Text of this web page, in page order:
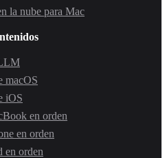
la nube para Mac
macOS
iOS
en orden
en orden
en orden